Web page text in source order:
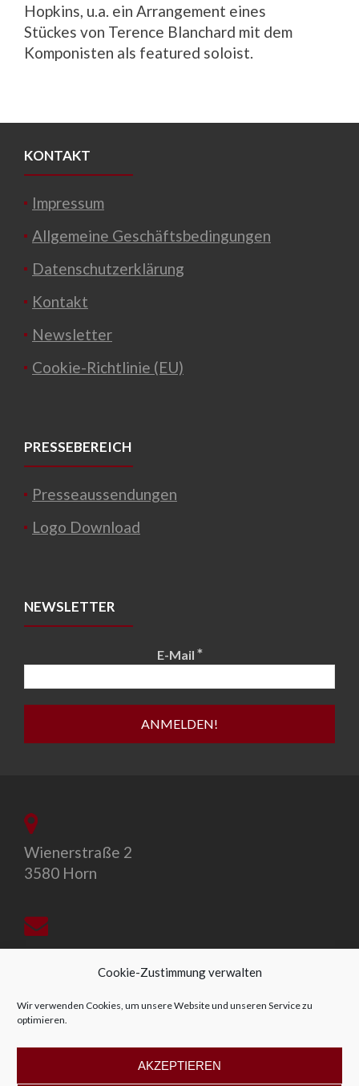
Cookie-Zustimmung verwalten
Wir verwenden Cookies, um unsere Website und unseren Service zu
optimieren.
AKZEPTIEREN
Hopkins, u.a. ein Arrangement eines
Stückes von Terence Blanchard mit dem
Komponisten als featured soloist.
KONTAKT
Impressum
Allgemeine Geschäftsbedingungen
Datenschutzerklärung
Kontakt
Newsletter
Cookie-Richtlinie (EU)
PRESSEBEREICH
Presseaussendungen
Logo Download
NEWSLETTER
E-Mail *
Wienerstraße 2
3580 Horn
office@allegro-vivo.at